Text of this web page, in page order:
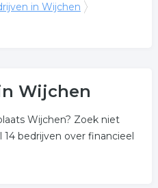
in Wijchen
Wijchen
Wijchen? Zoek niet
bedrijven over financieel